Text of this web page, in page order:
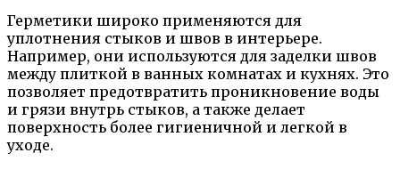
Герметики широко применяются для
уплотнения стыков и швов в интерьере.
Например, они используются для заделки швов
между плиткой в ванных комнатах и кухнях. Это
позволяет предотвратить проникновение воды
и грязи внутрь стыков, а также делает
поверхность более гигиеничной и легкой в
уходе.